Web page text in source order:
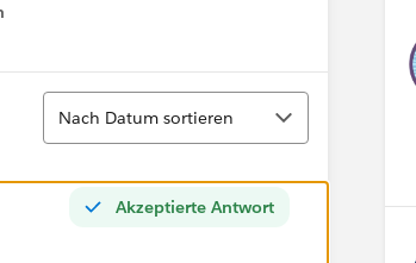
Sortieren
Nach Datum sortieren
Akzeptierte Antwort